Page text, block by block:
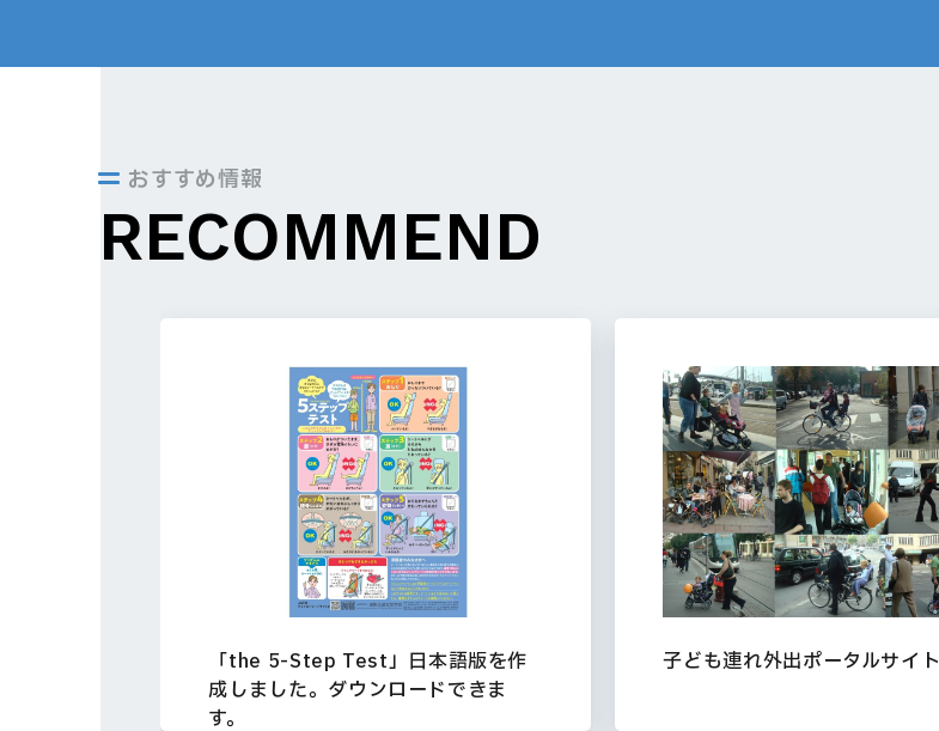
おすすめ情報
RECOMMEND
「the 5-Step Test」日本語版を作
成しました。ダウンロードできま
す。
子ども連れ外出ポータルサイト